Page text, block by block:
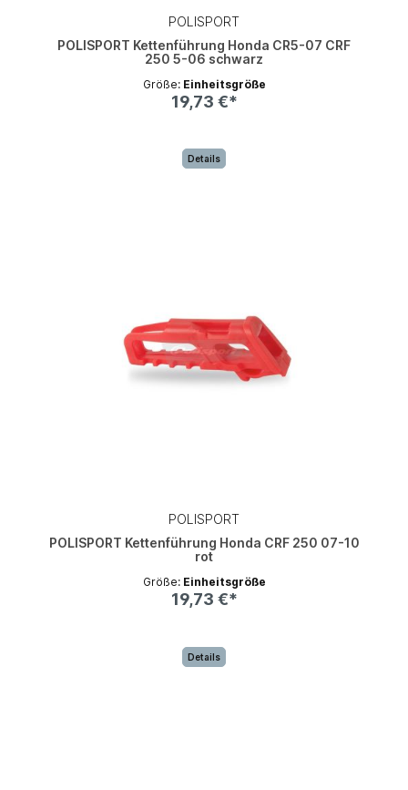
POLISPORT
POLISPORT Kettenführung Honda CR5-07 CRF
250 5-06 schwarz
Größe: Einheitsgröße
19,73 €*
Details
POLISPORT
POLISPORT Kettenführung Honda CRF 250 07-10
rot
Größe: Einheitsgröße
19,73 €*
Details